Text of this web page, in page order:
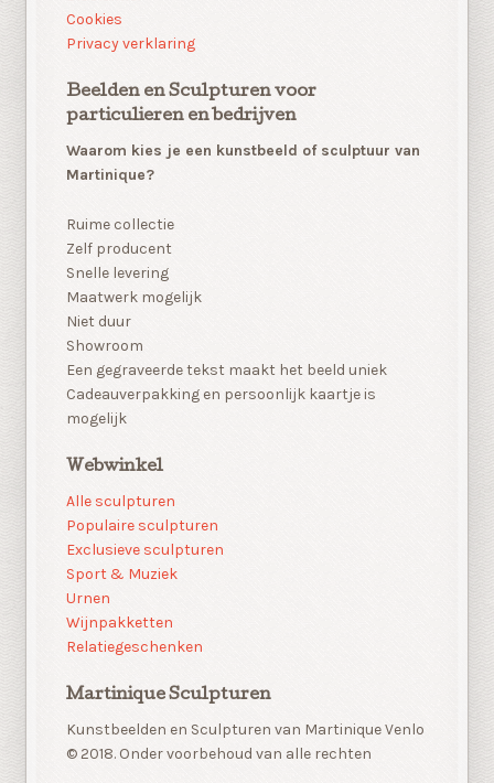
Cookies
Privacy verklaring
Beelden en Sculpturen voor
particulieren en bedrijven
Waarom kies je een kunstbeeld of sculptuur van
Martinique?
Ruime collectie
Zelf producent
Snelle levering
Maatwerk mogelijk
Niet duur
Showroom
Een gegraveerde tekst maakt het beeld uniek
Cadeauverpakking en persoonlijk kaartje is
mogelijk
Webwinkel
Alle sculpturen
Populaire sculpturen
Exclusieve sculpturen
Sport & Muziek
Urnen
Wijnpakketten
Relatiegeschenken
Martinique Sculpturen
Kunstbeelden en Sculpturen van Martinique Venlo
© 2018. Onder voorbehoud van alle rechten